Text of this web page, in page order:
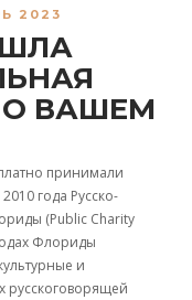
2023
О ВАШЕМ
принимали
года Русско-
(Public Charity
Флориды
и
русскоговорящей